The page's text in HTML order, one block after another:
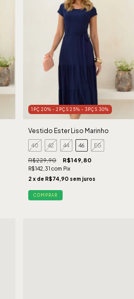
1PÇ 20% - 2PÇS 25% - 3PÇS 30%
Vestido Ester Liso Marinho
40 42 44 46 EG
R$229,90 R$149,80
R$142,31 com Pix
2 x de R$74,90 sem juros
COMPRAR